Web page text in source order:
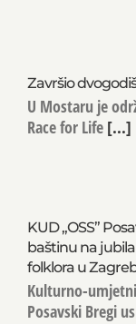
Završio
U Mostaru je
Race for Life [...]
KUD „OSS”
baštinu na
folklora u
Kulturno-
Posavski Bregi